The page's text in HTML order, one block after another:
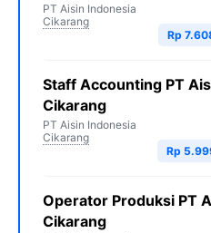
PT Aisin Indonesia
Cikarang
Rp
Staff Accounting PT
Cikarang
PT Aisin Indonesia
Cikarang
Rp
Operator Produksi PT
Cikarang